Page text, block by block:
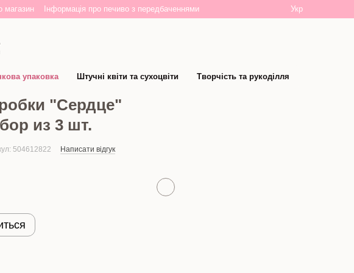
магазин Інформація про печиво з передбаченнями Укр
упаковка Штучні квіти та сухоцвіти Творчість та рукоділля
"Сердце"
из 3 шт.
504612822 Написати відгук